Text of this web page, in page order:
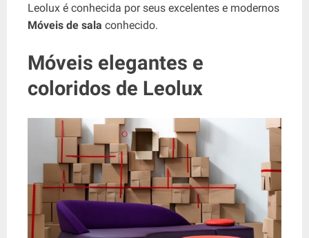
Leolux é conhecida por seus excelentes e modernos
Móveis de sala conhecido.
Móveis elegantes e
coloridos de Leolux